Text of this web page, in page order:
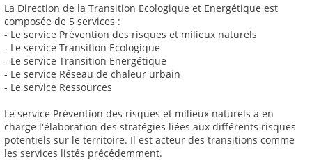
La Direction de la Transition Ecologique et Energétique est
composée de 5 services :
- Le service Prévention des risques et milieux naturels
- Le service Transition Ecologique
- Le service Transition Energétique
- Le service Réseau de chaleur urbain
- Le service Ressources
Le service Prévention des risques et milieux naturels a en
charge l'élaboration des stratégies liées aux différents risques
potentiels sur le territoire. Il est acteur des transitions comme
les services listés précédemment.